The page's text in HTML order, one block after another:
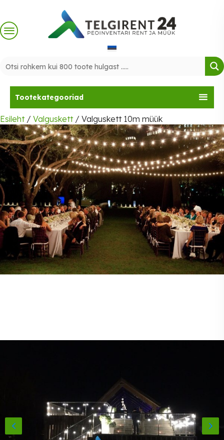
content
Tootekategooriad
Esileht/ Valguskett/ Valguskett 10m müük